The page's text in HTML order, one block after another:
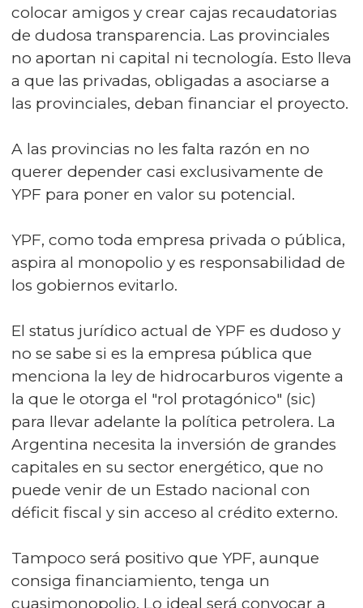
colocar amigos y crear cajas recaudatorias
de dudosa transparencia. Las provinciales
no aportan ni capital ni tecnología. Esto lleva
a que las privadas, obligadas a asociarse a
las provinciales, deban financiar el proyecto.
A las provincias no les falta razón en no
querer depender casi exclusivamente de
YPF para poner en valor su potencial.
YPF, como toda empresa privada o pública,
aspira al monopolio y es responsabilidad de
los gobiernos evitarlo.
El status jurídico actual de YPF es dudoso y
no se sabe si es la empresa pública que
menciona la ley de hidrocarburos vigente a
la que le otorga el "rol protagónico" (sic)
para llevar adelante la política petrolera. La
Argentina necesita la inversión de grandes
capitales en su sector energético, que no
puede venir de un Estado nacional con
déficit fiscal y sin acceso al crédito externo.
Tampoco será positivo que YPF, aunque
consiga financiamiento, tenga un
cuasimonopolio. Lo ideal será convocar a